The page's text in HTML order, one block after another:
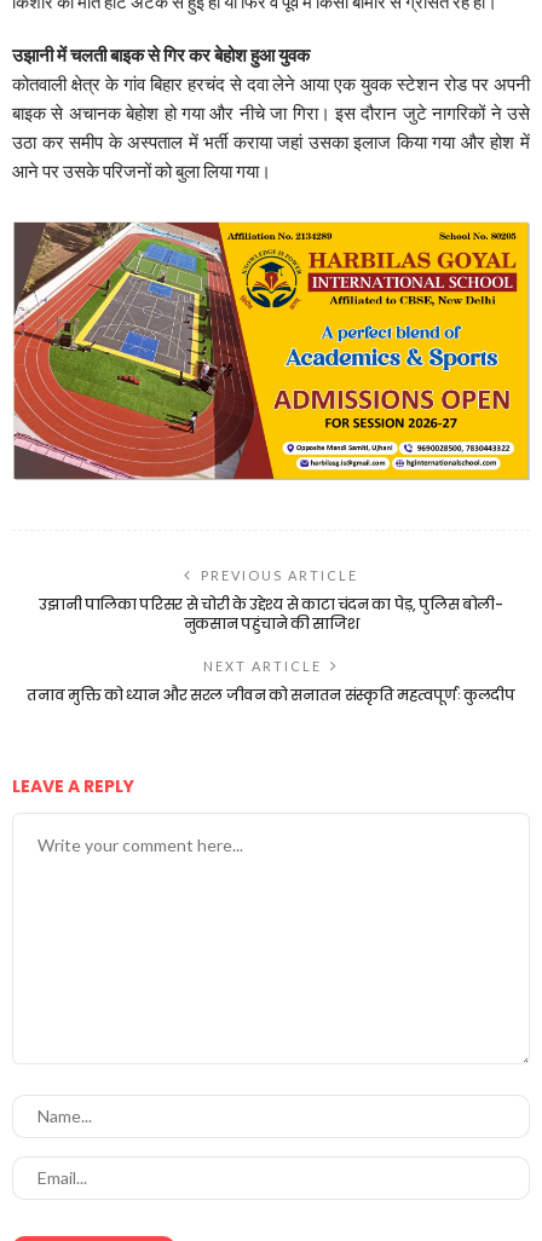
उझानी में चलती बाइक से गिर कर बेहोश हुआ युवक
कोतवाली क्षेत्र के गांव बिहार हरचंद से दवा लेने आया एक युवक स्टेशन रोड पर अपनी
बाइक से अचानक बेहोश हो गया और नीचे जा गिरा। इस दौरान जुटे नागरिकों ने उसे
उठा कर समीप के अस्पताल में भर्ती कराया जहां उसका इलाज किया गया और होश में
आने पर उसके परिजनों को बुला लिया गया।
PREVIOUS ARTICLE
उझानी पालिका परिसर से चोरी के उद्देश्य से काटा चंदन का पेड़, पुलिस बोली-
नुकसान पहुंचाने की साजिश
NEXT ARTICLE
तनाव मुक्ति को ध्यान और सरल जीवन को सनातन संस्कृति महत्वपूर्णः कुलदीप
LEAVE A REPLY